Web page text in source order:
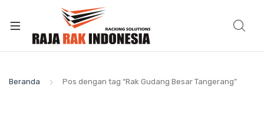
Beranda Pos dengan tag “Rak Gudang Besar Tangerang”